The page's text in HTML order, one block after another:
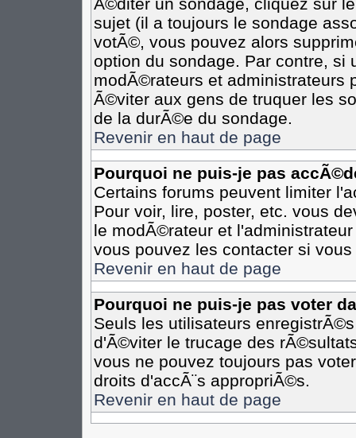
sujet (il a toujours le sondage
votÃ©, vous pouvez alors
option du sondage. Par contre,
modÃ©rateurs et administrateurs
Ã©viter aux gens de truquer les
de la durÃ©e du sondage.
Revenir en haut de page
Pourquoi ne puis-je pas
Certains forums peuvent limiter
Pour voir, lire, poster, etc. vous
le modÃ©rateur et
vous pouvez les contacter si
Revenir en haut de page
Pourquoi ne puis-je pas voter
Seuls les utilisateurs
d'Ã©viter le trucage des
vous ne pouvez toujours pas
droits d'accÃ¨s appropriÃ©s.
Revenir en haut de page